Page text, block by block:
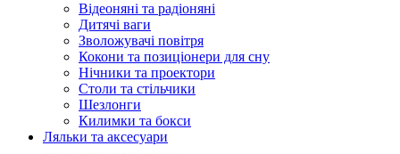
Відеоняні та радіоняні
Дитячі ваги
Зволожувачі повітря
Кокони та позиціонери для сну
Нічники та проектори
Столи та стільчики
Шезлонги
Килимки та бокси
Ляльки та аксесуари